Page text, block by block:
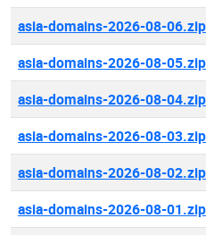
asia-domains-2026-08-06.zip
asia-domains-2026-08-05.zip
asia-domains-2026-08-04.zip
asia-domains-2026-08-03.zip
asia-domains-2026-08-02.zip
asia-domains-2026-08-01.zip